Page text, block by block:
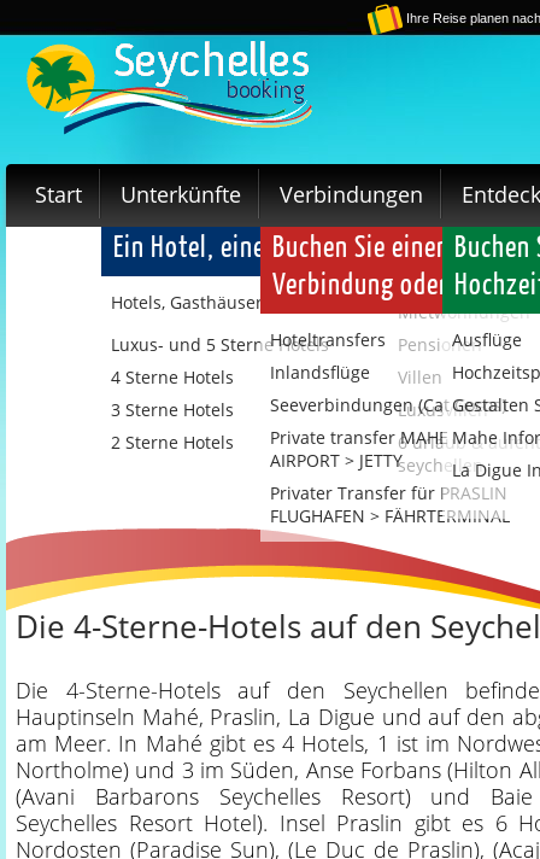
Ihre Reise planen
Start Unterkünfte
Ein Hotel, eine Pension oder eine Villa
Hotels, Gasthäuser und Villen
Mietwohnungen
Luxus- und 5 Sterne Hotels
Pensionen
4 Sterne Hotels
Villen
3 Sterne Hotels
Luxusvillen
2 Sterne Hotels
6 urlaub &
seychellen
Verbindungen
Buchen Sie einen
Verbindung oder einen
Hoteltransfers
Inlandsflüge
Seeverbindungen (Cat Cocos)
Private transfer MAHE
AIRPORT > JETTY
Privater Transfer für PRASLIN
FLUGHAFEN > FÄHRTERMINAL
Ausflüge
Gestalten
Mahe
La Digue
Die 4-Sterne-Hotels auf den
Die 4-Sterne-Hotels auf den Seychellen
Hauptinseln Mahé, Praslin, La Digue und auf den
am Meer. In Mahé gibt es 4 Hotels, 1 ist im
Northolme) und 3 im Süden, Anse Forbans (Hilton
(Avani Barbarons Seychelles Resort) und
Seychelles Resort Hotel). Insel Praslin gibt es 6
Nordosten (Paradise Sun), (Le Duc de Praslin),